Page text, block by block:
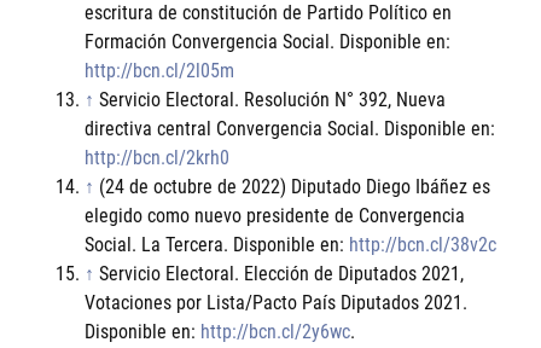
escritura de constitución de Partido Político en
Formación Convergencia Social. Disponible en:
http://bcn.cl/2l05m
↑ Servicio Electoral. Resolución N° 392, Nueva
directiva central Convergencia Social. Disponible en:
http://bcn.cl/2krh0
↑ (24 de octubre de 2022) Diputado Diego Ibáñez es
elegido como nuevo presidente de Convergencia
Social. La Tercera. Disponible en: http://bcn.cl/38v2c
↑ Servicio Electoral. Elección de Diputados 2021,
Votaciones por Lista/Pacto País Diputados 2021.
Disponible en: http://bcn.cl/2y6wc.